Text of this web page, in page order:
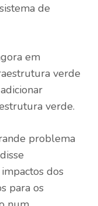
de
em
verde
verde.
problema
dos
para os